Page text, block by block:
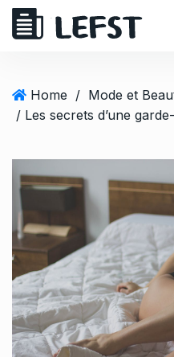
Home / Mode et